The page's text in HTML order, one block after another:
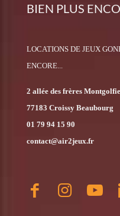
BIEN PLUS
LOCATIONS DE JEUX
ENCORE...
2 allée des frères
77183 Croissy Beaubourg
01 79 94 15 90
contact@air2jeux.fr